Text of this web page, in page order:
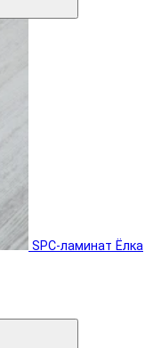
SPC-ламинат Ëлка